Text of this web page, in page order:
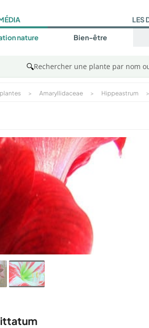
nature
LES
Bien-être
🔍Rechercher une plante par nom
> Amaryllidaceae > Hippeastrum >